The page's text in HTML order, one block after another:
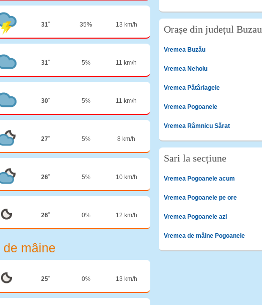
31˚ 35% 13 km/h
31˚ 5% 11 km/h
30˚ 5% 11 km/h
27˚ 5% 8 km/h
26˚ 5% 10 km/h
26˚ 0% 12 km/h
de mâine
25˚ 0% 13 km/h
Orașe din județul Buzau
Vremea Buzău
Vremea Nehoiu
Vremea Pătârlagele
Vremea Pogoanele
Vremea Râmnicu Sărat
Sari la secțiune
Vremea Pogoanele acum
Vremea Pogoanele pe ore
Vremea Pogoanele azi
Vremea de mâine Pogoanele